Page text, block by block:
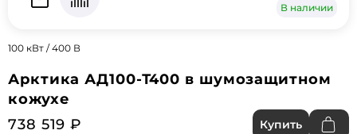
В наличии
100 кВт / 400 В
Арктика АД100-Т400 в шумозащитном
кожухе
738 519 ₽
Купить